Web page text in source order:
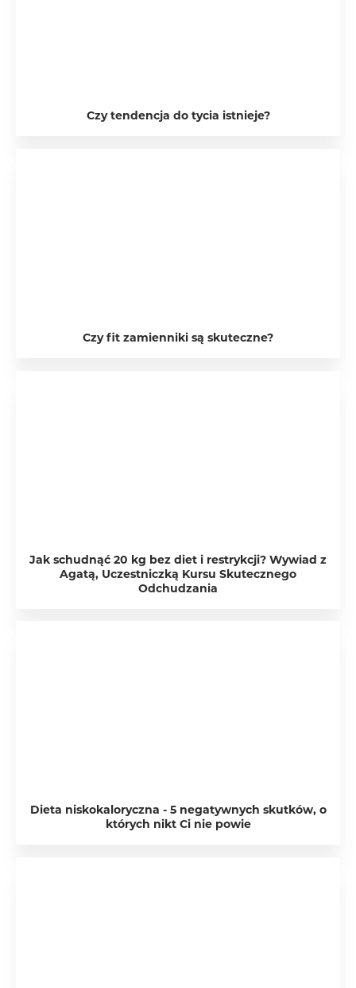
Czy tendencja do tycia istnieje?
Czy fit zamienniki są skuteczne?
Jak schudnąć 20 kg bez diet i restrykcji? Wywiad z
Agatą, Uczestniczką Kursu Skutecznego
Odchudzania
Dieta niskokaloryczna - 5 negatywnych skutków, o
których nikt Ci nie powie